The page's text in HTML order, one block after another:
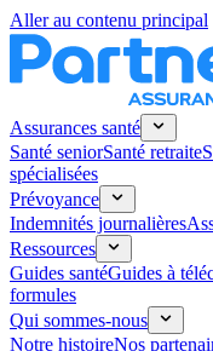
Aller au contenu principal
Assurances santé
Santé seniorSanté retraite
spécialisées
Prévoyance
Indemnités journalières
Ressources
Guides santéGuides à
formules
Qui sommes-nous
Notre histoireNos